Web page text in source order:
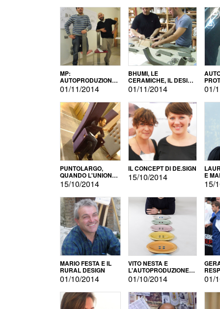
MP:
AUTOPRODUZIONE
E INNOVAZIONE
01/11/2014
BHUMI, LE
CERAMICHE, IL DESIGN
E L'AUTOPRODUZIONE
01/11/2014 01/
PUNTOLARGO,
QUANDO L'UNIONE
FA LA FORZA E
VINCE
15/10/2014
IL CONCEPT DI DE.SIGN
15/10/2014 E
15/
MARIO FESTA E IL
RURAL DESIGN
01/10/2014
VITO NESTA E
L'AUTOPRODUZIONE
COME RECUPERO DEI
SIMBOLI
01/10/2014 01/